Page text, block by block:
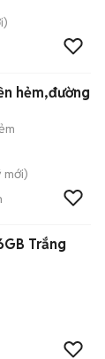
hẻm,đường
mới)
Trắng